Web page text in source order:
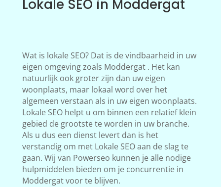
Lokale SEO in Moddergat
Wat is lokale SEO? Dat is de vindbaarheid in uw
eigen omgeving zoals Moddergat . Het kan
natuurlijk ook groter zijn dan uw eigen
woonplaats, maar lokaal word over het
algemeen verstaan als in uw eigen woonplaats.
Lokale SEO helpt u om binnen een relatief klein
gebied de grootste te worden in uw branche.
Als u dus een dienst levert dan is het
verstandig om met Lokale SEO aan de slag te
gaan. Wij van Powerseo kunnen je alle nodige
hulpmiddelen bieden om je concurrentie in
Moddergat voor te blijven.